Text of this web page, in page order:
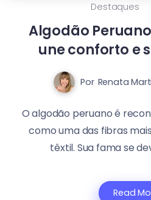
Destaques
Algodão
une conforto e
Por Renata
O algodão peruano é
como uma das fibras
têxtil. Sua fama se
Read